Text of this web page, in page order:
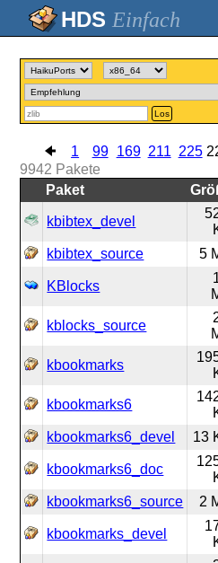
Einfach
Los
1 99 169 211 225
9942 Pakete
Paket
kbibtex_devel
kbibtex_source 5
KBlocks
kblocks_source
kbookmarks
kbookmarks6
kbookmarks6_devel 13
kbookmarks6_doc
kbookmarks6_source 2
kbookmarks_devel